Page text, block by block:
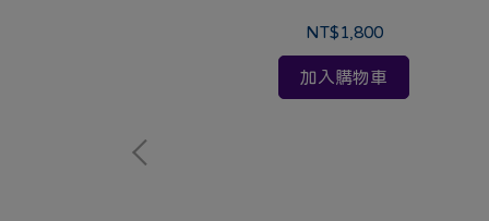
NT$1,800
加入購物車